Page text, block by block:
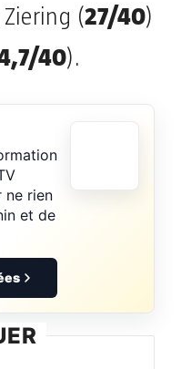
(27/40)
40).
ne rien
et de